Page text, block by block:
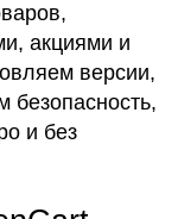
акциями и
версии,
безопасность,
и без